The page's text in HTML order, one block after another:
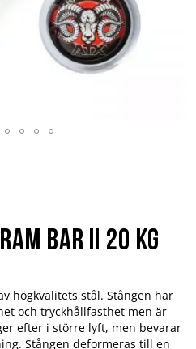
högkvalitets stål. Stången har
och tryckhållfasthet men är
efter i större lyft, men bevarar
Stången deformeras till en
Bar II 20 kg